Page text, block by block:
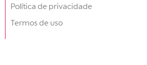
Política de privacidade
Termos de uso